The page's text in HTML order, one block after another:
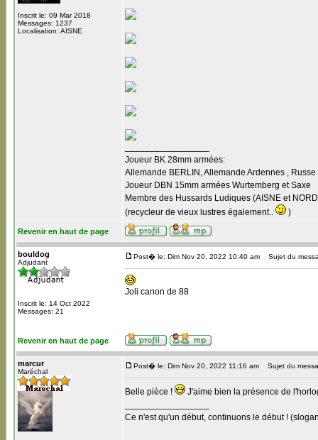
Inscrit le: 09 Mar 2018
Messages: 1237
Localisation: AISNE
Joueur BK 28mm armées:
Allemande BERLIN, Allemande Ardennes ,
Joueur DBN 15mm armées Wurtemberg et Saxe
Membre des Hussards Ludiques (AISNE et
(recycleur de vieux lustres également..
)
Revenir en haut de page
bouldog
Adjudant
Inscrit le: 14 Oct 2022
Messages: 21
Post� le: Dim Nov 20, 2022 10:40 am Sujet du
Joli canon de 88
Revenir en haut de page
marcur
Maréchal
Post� le: Dim Nov 20, 2022 11:16 am Sujet du
Belle pièce !
J'aime bien la présence de
Ce n'est qu'un début, continuons le début !